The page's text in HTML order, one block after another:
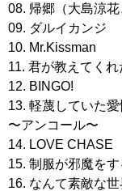
08. 帰郷（大島涼花
09. ダルイカンジ
10. Mr.Kissman
11. 君が教えてくれ
12. BINGO!
13. 軽蔑していた愛
〜アンコール〜
14. LOVE CHASE
15. 制服が邪魔をす
16. なんて素敵な